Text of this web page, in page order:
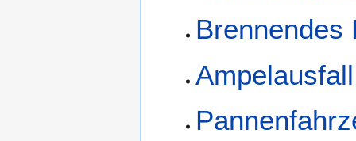
Brennendes
Ampelausfall